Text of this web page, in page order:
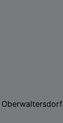
Oberwaltersdorf